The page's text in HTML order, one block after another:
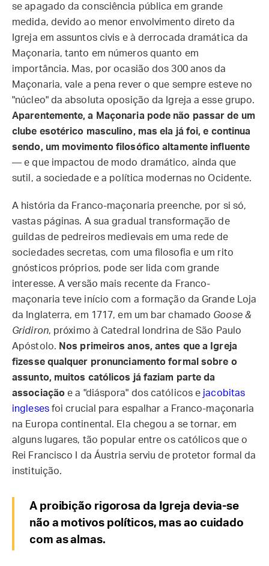
se apagado da consciência pública em grande
medida, devido ao menor envolvimento direto da
Igreja em assuntos civis e à derrocada dramática da
Maçonaria, tanto em números quanto em
importância. Mas, por ocasião dos 300 anos da
Maçonaria, vale a pena rever o que sempre esteve no
"núcleo" da absoluta oposição da Igreja a esse grupo.
Aparentemente, a Maçonaria pode não passar de um
clube esotérico masculino, mas ela já foi, e continua
sendo, um movimento filosófico altamente influente
— e que impactou de modo dramático, ainda que
sutil, a sociedade e a política modernas no Ocidente.
A história da Franco-maçonaria preenche, por si só,
vastas páginas. A sua gradual transformação de
guildas de pedreiros medievais em uma rede de
sociedades secretas, com uma filosofia e um rito
gnósticos próprios, pode ser lida com grande
interesse. A versão mais recente da Franco-
maçonaria teve início com a formação da Grande Loja
da Inglaterra, em 1717, em um bar chamado Goose &
Gridiron, próximo à Catedral londrina de São Paulo
Apóstolo. Nos primeiros anos, antes que a Igreja
fizesse qualquer pronunciamento formal sobre o
assunto, muitos católicos já faziam parte da
associação e a "diáspora" dos católicos e jacobitas
inglesesfoi crucial para espalhar a Franco-maçonaria
na Europa continental. Ela chegou a se tornar, em
alguns lugares, tão popular entre os católicos que o
Rei Francisco I da Áustria serviu de protetor formal da
instituição.
A proibição rigorosa da Igreja devia-se
não a motivos políticos, mas ao cuidado
com as almas.